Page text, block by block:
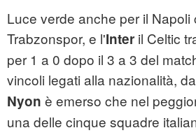
Luce verde anche per il Napoli
Trabzonspor, e l'Inter il Celtic
per 1 a 0 dopo il 3 a 3 del
vincoli legati alla nazionalità,
Nyon è emerso che nel
una delle cinque squadre